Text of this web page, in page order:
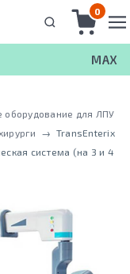
0
MAX
оборудование для ЛПУ
→ TransEnterix
система (на 3 и 4